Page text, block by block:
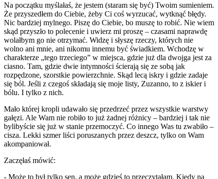
Na początku myślałaś, że jestem (staram się być) Twoim sumieniem.
Że przyszedłem do Ciebie, żeby Ci coś wyrzucać, wytknąć błędy.
Nic bardziej mylnego. Piszę do Ciebie, bo muszę to robić. Nie wiem
skąd przyszło to polecenie i uwierz mi proszę – czasami naprawdę
wolałbym go nie otrzymać. Widzę i słyszę rzeczy, których nie
wolno ani mnie, ani nikomu innemu być świadkiem. Wchodzę w
charakterze „tego trzeciego” w miejsca, gdzie już dla dwojga jest za
ciasno. Tam, gdzie dwie intymności ścierają się ze sobą jak
rozpędzone, szorstkie powierzchnie. Skąd lecą iskry i gdzie zadaje
się ból. Jeśli z czegoś składają się moje listy, Zuzanno, to z iskier i
bólu. I tylko z nich.
Mało której kropli udawało się przedrzeć przez wszystkie warstwy
gałęzi. Ale Wam nie robiło to już żadnej różnicy – bardziej i tak nie
bylibyście się już w stanie przemoczyć. Co innego Was tu zwabiło –
cisza. Lekki szmer liści poruszanych przez deszcz, tylko on Wam
akompaniował.
Zaczęłaś mówić:
- Może to był tylko sen, a może gdzieś to przeczytałam. Kiedy na